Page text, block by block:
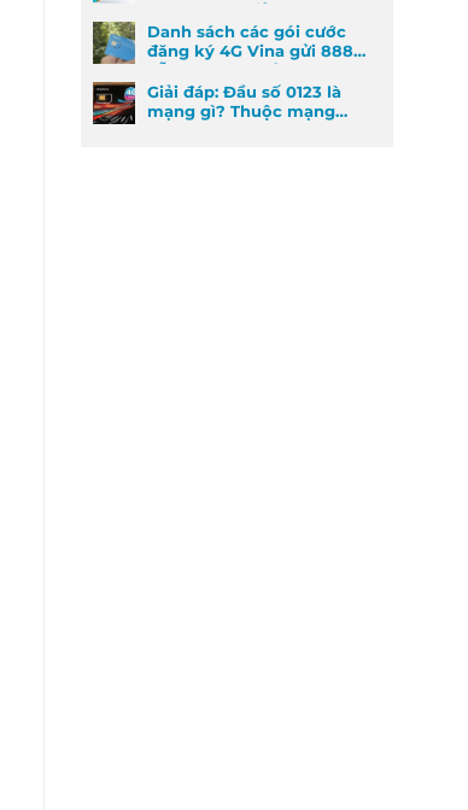
cực kỳ đơn giản
Danh sách các gói cước
đăng ký 4G Vina gửi 888
dễ đăng ký nhất
Giải đáp: Đầu số 0123 là
mạng gì? Thuộc mạng